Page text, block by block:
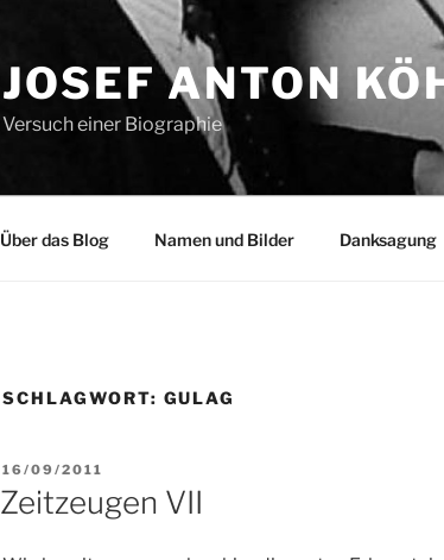
JOSEF ANTON
Versuch einer Biographie
Über das Blog Namen und Bilder Danksagung
SCHLAGWORT: GULAG
VERÖFFENTLICHT
AM
16/09/2011
Zeitzeugen VII